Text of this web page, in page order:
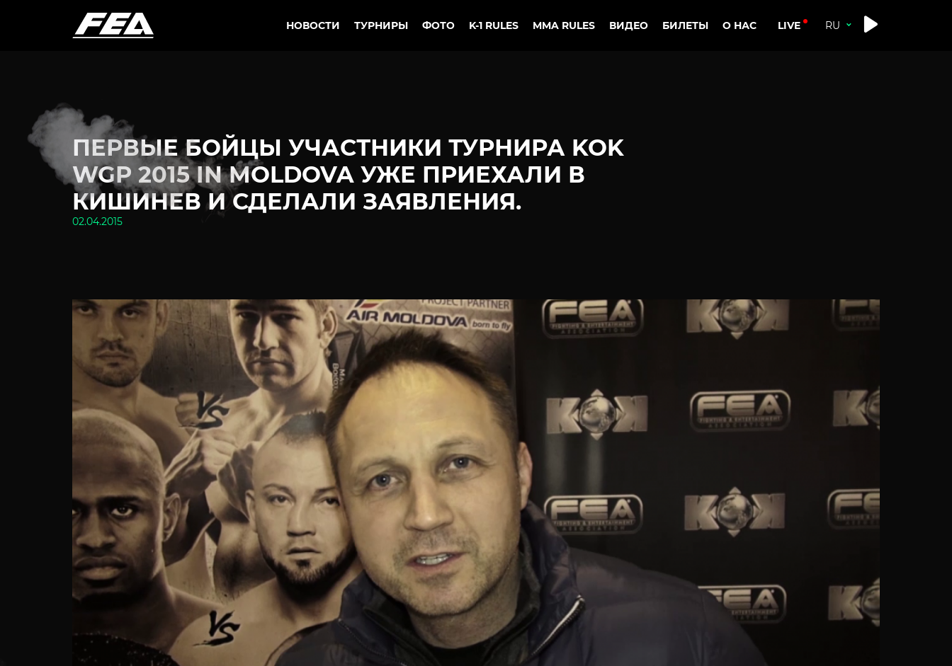
НОВОСТИ ТУРНИРЫ ФОТО K-1 RULES MMA RULES ВИДЕО БИЛЕТЫ О НАС LIVE
ПЕРВЫЕ БОЙЦЫ УЧАСТНИКИ ТУРНИРА KOK
WGP 2015 IN MOLDOVA УЖЕ ПРИЕХАЛИ В
КИШИНЕВ И СДЕЛАЛИ ЗАЯВЛЕНИЯ.
02.04.2015